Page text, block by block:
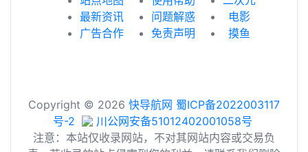
最新资讯
广告合作
问题解惑
免责声明
电影
摸鱼
Copyright © 2026 快导航网 蜀ICP备2022003117
号-2
川公网安备51012402001058号
注意：本站仅收录网站，不对其网站内容或交易负